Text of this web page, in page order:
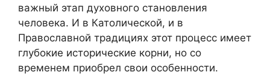
важный этап духовного становления
человека. И в Католической, и в
Православной традициях этот процесс имеет
глубокие исторические корни, но со
временем приобрел свои особенности.